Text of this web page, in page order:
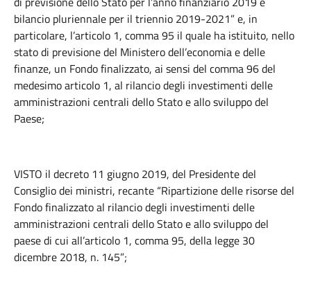
bilancio pluriennale per il triennio 2019-2021” e, in
particolare, l’articolo 1, comma 95 il quale ha istituito, nello
stato di previsione del Ministero dell’economia e delle
finanze, un Fondo finalizzato, ai sensi del comma 96 del
medesimo articolo 1, al rilancio degli investimenti delle
amministrazioni centrali dello Stato e allo sviluppo del
Paese;
VISTO il decreto 11 giugno 2019, del Presidente del
Consiglio dei ministri, recante “Ripartizione delle risorse del
Fondo finalizzato al rilancio degli investimenti delle
amministrazioni centrali dello Stato e allo sviluppo del
paese di cui all’articolo 1, comma 95, della legge 30
dicembre 2018, n. 145”;